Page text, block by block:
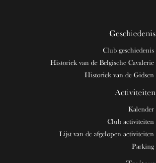
Geschiedenis
Club geschiedenis
Historiek van de Belgische Cavalerie
Historiek van de Gidsen
Activiteiten
Kalender
Club activiteiten
Lijst van de afgelopen activiteiten
Parking